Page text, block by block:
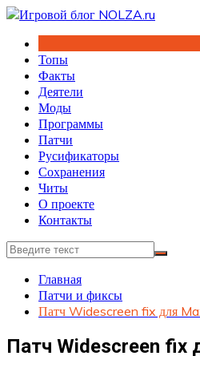
Перейти
содержимому
Топы
Факты
Деятели
Моды
Программы
Патчи
Русификаторы
Сохранения
Читы
О проекте
Контакты
Главная
Патчи и фиксы
Патч Widescreen fix для
Патч Widescreen fix